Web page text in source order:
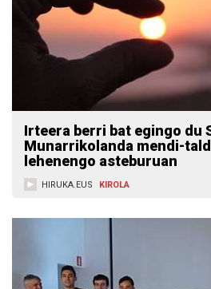
Irteera berri bat egingo du
Munarrikolanda mendi-
lehenengo asteburuan
HIRUKA.EUS KIROLA